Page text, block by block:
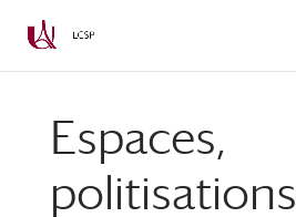
Espaces,
politisations